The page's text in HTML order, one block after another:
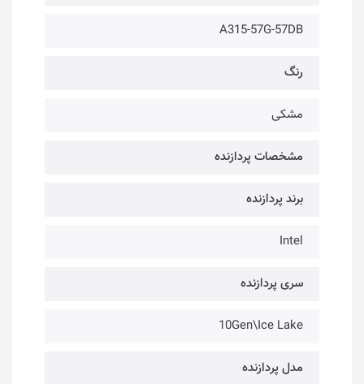
A315-57G-57DB
رنگ
مشکی
مشخصات پردازنده
برند پردازنده
Intel
سری پردازنده
10Gen\Ice Lake
مدل پردازنده